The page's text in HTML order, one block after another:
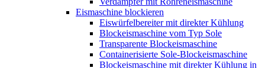
Eismaschine blockieren
Eiswürfelbereiter mit direkter Kühlung
Blockeismaschine vom Typ Sole
Transparente Blockeismaschine
Containerisierte Sole-Blockeismaschine
Blockeismaschine mit direkter Kühlung in